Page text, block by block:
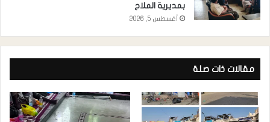
بمديرية الملاح
أغسطس 5, 2026
مقالات ذات صلة